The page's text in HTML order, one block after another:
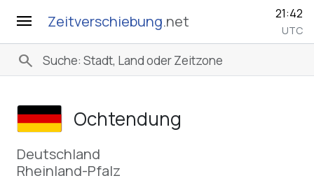
menu Zeitverschiebung.net 21:42
UTC
search
Ochtendung
Deutschland
Rheinland-Pfalz